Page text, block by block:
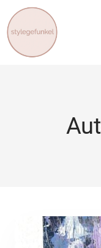
Zum
Inhalt
springen